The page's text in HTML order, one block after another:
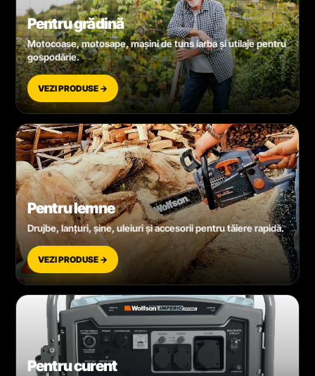
Pentru grădină
Motocoase, motosape, mașini de tuns iarba și utilaje pentru
gospodărie.
VEZI PRODUSE →
Pentru lemne
Drujbe, lanțuri, șine, uleiuri și accesorii pentru tăiere rapidă.
VEZI PRODUSE →
Pentru curent